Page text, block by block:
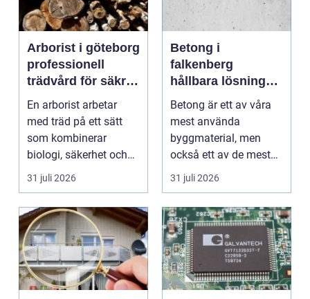
Arborist i göteborg
professionell
trädvård för säkra
och friska träd
En arborist arbetar
med träd på ett sätt
som kombinerar
biologi, säkerhet och
hantverk. I en stad so...
31 juli 2026
Betong i
falkenberg
hållbara lösningar
för grund, golv
och utemiljö
Betong är ett av våra
mest använda
byggmaterial, men
också ett av de mest
missförstådda. Många
tänke...
31 juli 2026